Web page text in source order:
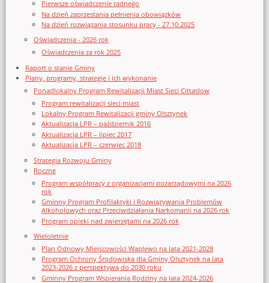
Pierwsze oświadczenie radnego
Na dzień zaprzestania pełnienia obowiązków
Na dzień rozwiązania stosunku pracy - 27.10.2025
Oświadczenia - 2026 rok
Oświadczenia za rok 2025
Raport o stanie Gminy
Plany, programy, strategie i ich wykonanie
Ponadlokalny Program Rewitalizacji Miast Sieci Cittaslow
Program rewitalizacji sieci miast
Lokalny Program Rewitalizacji gminy Olsztynek
Aktualizacja LPR – październik 2016
Aktualizacja LPR – lipiec 2017
Aktualizacja LPR – czerwiec 2018
Strategia Rozwoju Gminy
Roczne
Program współpracy z organizacjami pozarządowymi na 2026
rok
Gminny Program Profilaktyki i Rozwiązywania Problemów
Alkoholowych oraz Przeciwdziałania Narkomanii na 2026 rok
Program opieki nad zwierzętami na 2026 rok
Wieloletnie
Plan Odnowy Miejscowości Waplewo na lata 2021-2028
Program Ochrony Środowiska dla Gminy Olsztynek na lata
2023-2026 z perspektywą do 2030 roku
Gminny Program Wspierania Rodziny na lata 2024-2026